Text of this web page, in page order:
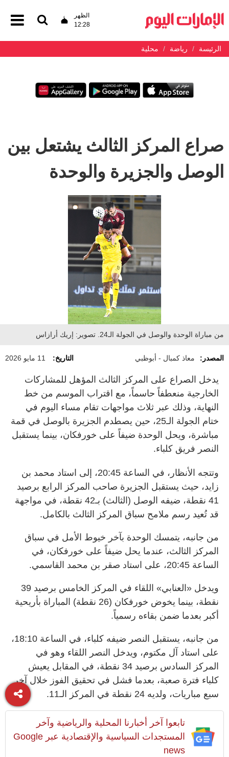
الظهر
12:28
الرئيسة رياضة محلية
صراع المركز الثالث يشتعل بين
الوصل والجزيرة والوحدة
من مباراة الوحدة والوصل في الجولة الـ24. تصوير: إريك أرازاس
المصدر: معاذ كمبال - أبوظبي التاريخ: 11 مايو 2026
يدخل الصراع على المركز الثالث المؤهل للمشاركات
الخارجية منعطفاً حاسماً، مع اقتراب الموسم من خط
النهاية، وذلك عبر ثلاث مواجهات تقام مساء اليوم في
ختام الجولة الـ25، حين يصطدم الجزيرة بالوصل في قمة
مباشرة، ويحل الوحدة ضيفاً على خورفكان، بينما يستقبل
النصر فريق كلباء.
وتتجه الأنظار، في الساعة 20:45، إلى استاد محمد بن
زايد، حيث يستقبل الجزيرة صاحب المركز الرابع برصيد
41 نقطة، ضيفه الوصل (الثالث) بـ42 نقطة، في مواجهة
قد تُعيد رسم ملامح سباق المركز الثالث بالكامل.
من جانبه، يتمسك الوحدة بآخر خيوط الأمل في سباق
المركز الثالث، عندما يحل ضيفاً على خورفكان، في
الساعة 20:45، على استاد صقر بن محمد القاسمي.
ويدخل «العنابي» اللقاء في المركز الخامس برصيد 39
نقطة، بينما يخوض خورفكان (26 نقطة) المباراة بأريحية
أكبر بعدما ضمن بقاءه رسمياً.
من جانبه، يستقبل النصر ضيفه كلباء، في الساعة 18:10،
على استاد آل مكتوم، ويدخل النصر اللقاء وهو في
المركز السادس برصيد 34 نقطة، في المقابل يعيش
كلباء فترة صعبة، بعدما فشل في تحقيق الفوز خلال آخر
سبع مباريات، ولديه 24 نقطة في المركز الـ11.
تابعوا آخر أخبارنا المحلية والرياضية وآخر
المستجدات السياسية والإقتصادية عبر Google
news